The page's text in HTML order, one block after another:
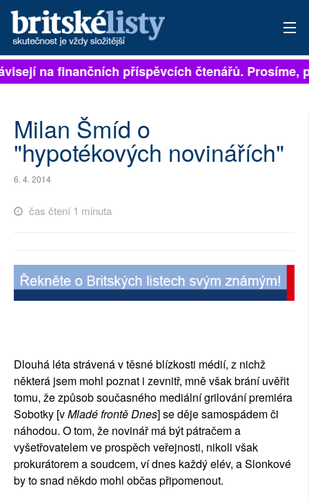
PŘIHLÁSIT
ARCHIV
ROZHOVORY
AUTOŘI
RUBRIKY
PLNÁ VERZE STRÁNEK
na finančních příspěvcích čtenářů. Prosíme,
Milan Šmíd o
"hypotékových novinářích"
6. 4. 2014
čas čtení 1 minuta
Dlouhá léta strávená v těsné blízkosti médií, z nichž
některá jsem mohl poznat i zevnitř, mně však brání uvěřit
tomu, že způsob současného mediální grilování premiéra
Sobotky [vMladé frontě Dnes] se děje samospádem či
náhodou. O tom, že novinář má být pátračem a
vyšetřovatelem ve prospěch veřejnosti, nikoli však
prokurátorem a soudcem, ví dnes každý elév, a Slonkové
by to snad někdo mohl občas připomenout.